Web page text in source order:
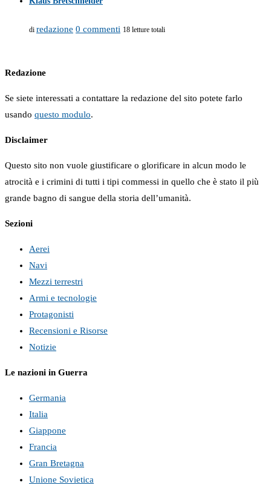
di redazione 0 commenti 18 letture totali
Redazione
Se siete interessati a contattare la redazione del sito potete farlo
usando questo modulo.
Disclaimer
Questo sito non vuole giustificare o glorificare in alcun modo le
atrocità e i crimini di tutti i tipi commessi in quello che è stato il più
grande bagno di sangue della storia dell’umanità.
Sezioni
Aerei
Navi
Mezzi terrestri
Armi e tecnologie
Protagonisti
Recensioni e Risorse
Notizie
Le nazioni in Guerra
Germania
Italia
Giappone
Francia
Gran Bretagna
Unione Sovietica